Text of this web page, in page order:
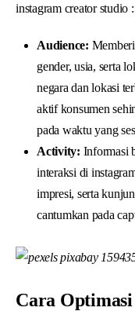
instagram creator studio :
Audience:
gender, usia, serta
negara dan lokasi
aktif konsumen
pada waktu yang
Activity: Informasi
interaksi di
impresi, serta
cantumkan pada
Cara